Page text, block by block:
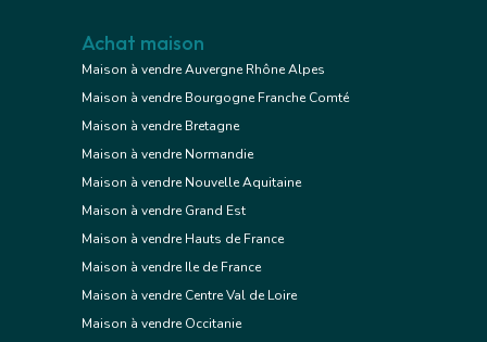
Achat maison
Maison à vendre Auvergne Rhône Alpes
Maison à vendre Bourgogne Franche Comté
Maison à vendre Bretagne
Maison à vendre Normandie
Maison à vendre Nouvelle Aquitaine
Maison à vendre Grand Est
Maison à vendre Hauts de France
Maison à vendre Ile de France
Maison à vendre Centre Val de Loire
Maison à vendre Occitanie